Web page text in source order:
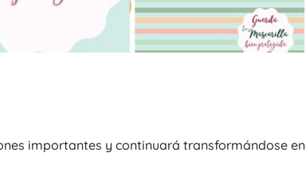
importantes y continuará transformándose